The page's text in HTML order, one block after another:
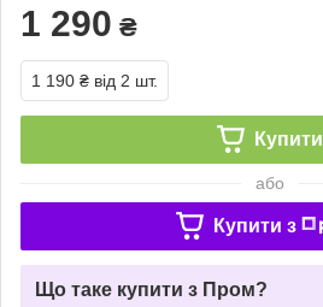
1 290 ₴
1 190 ₴ від 2 шт.
Купити
або
Купити з
Що таке купити з Пром?